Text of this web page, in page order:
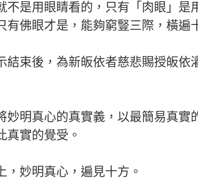
不是用眼睛看的，只有「肉眼」
有佛眼才是，能夠窮豎三際，橫遍
結束後，為新皈依者慈悲賜授皈
妙明真心的真實義，以最簡易真
真實的覺受。
，妙明真心，遍見十方。